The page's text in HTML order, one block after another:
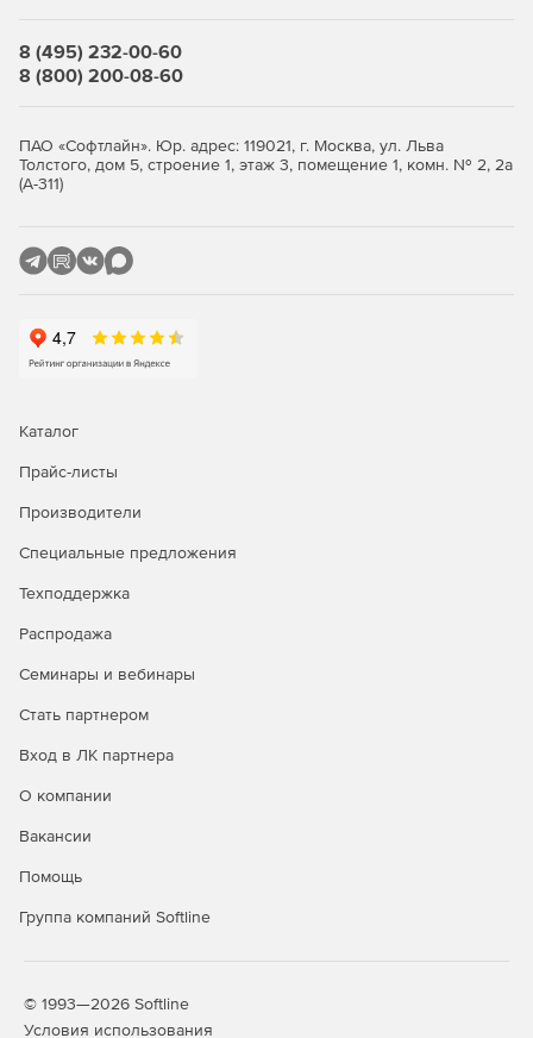
8 (495) 232-00-60
8 (800) 200-08-60
ПАО «Софтлайн». Юр. адрес: 119021, г. Москва, ул. Льва
Толстого, дом 5, строение 1, этаж 3, помещение 1, комн. № 2, 2а
(А-311)
Каталог
Прайс-листы
Производители
Специальные предложения
Техподдержка
Распродажа
Семинары и вебинары
Стать партнером
Вход в ЛК партнера
О компании
Вакансии
Помощь
Группа компаний Softline
© 1993—2026 Softline
Условия использования